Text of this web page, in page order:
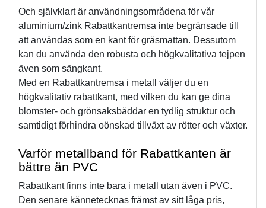
Och självklart är användningsområdena för vår
aluminium/zink Rabattkantremsa inte begränsade till
att användas som en kant för gräsmattan. Dessutom
kan du använda den robusta och högkvalitativa tejpen
även som sängkant.
Med en Rabattkantremsa i metall väljer du en
högkvalitativ rabattkant, med vilken du kan ge dina
blomster- och grönsaksbäddar en tydlig struktur och
samtidigt förhindra oönskad tillväxt av rötter och växter.
Varför metallband för Rabattkanten är
bättre än PVC
Rabattkant finns inte bara i metall utan även i PVC.
Den senare kännetecknas främst av sitt låga pris,